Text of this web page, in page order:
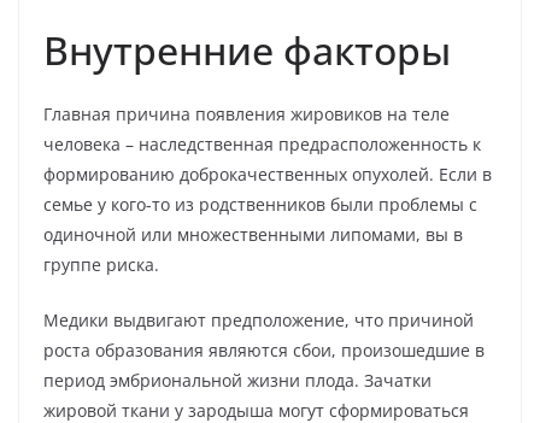
Внутренние факторы
Главная причина появления жировиков на теле
человека – наследственная предрасположенность к
формированию доброкачественных опухолей. Если в
семье у кого-то из родственников были проблемы с
одиночной или множественными липомами, вы в
группе риска.
Медики выдвигают предположение, что причиной
роста образования являются сбои, произошедшие в
период эмбриональной жизни плода. Зачатки
жировой ткани у зародыша могут сформироваться